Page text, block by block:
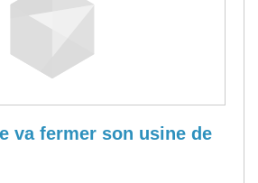
va fermer son usine de